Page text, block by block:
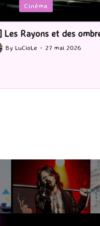
BD Lecture
Gardiens des cités
: Le roman graphique Tome